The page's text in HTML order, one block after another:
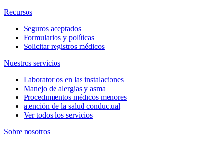
Recursos
Seguros aceptados
Formularios y políticas
Solicitar registros médicos
Nuestros servicios
Laboratorios en las instalaciones
Manejo de alergias y asma
Procedimientos médicos menores
atención de la salud conductual
Ver todos los servicios
Sobre nosotros